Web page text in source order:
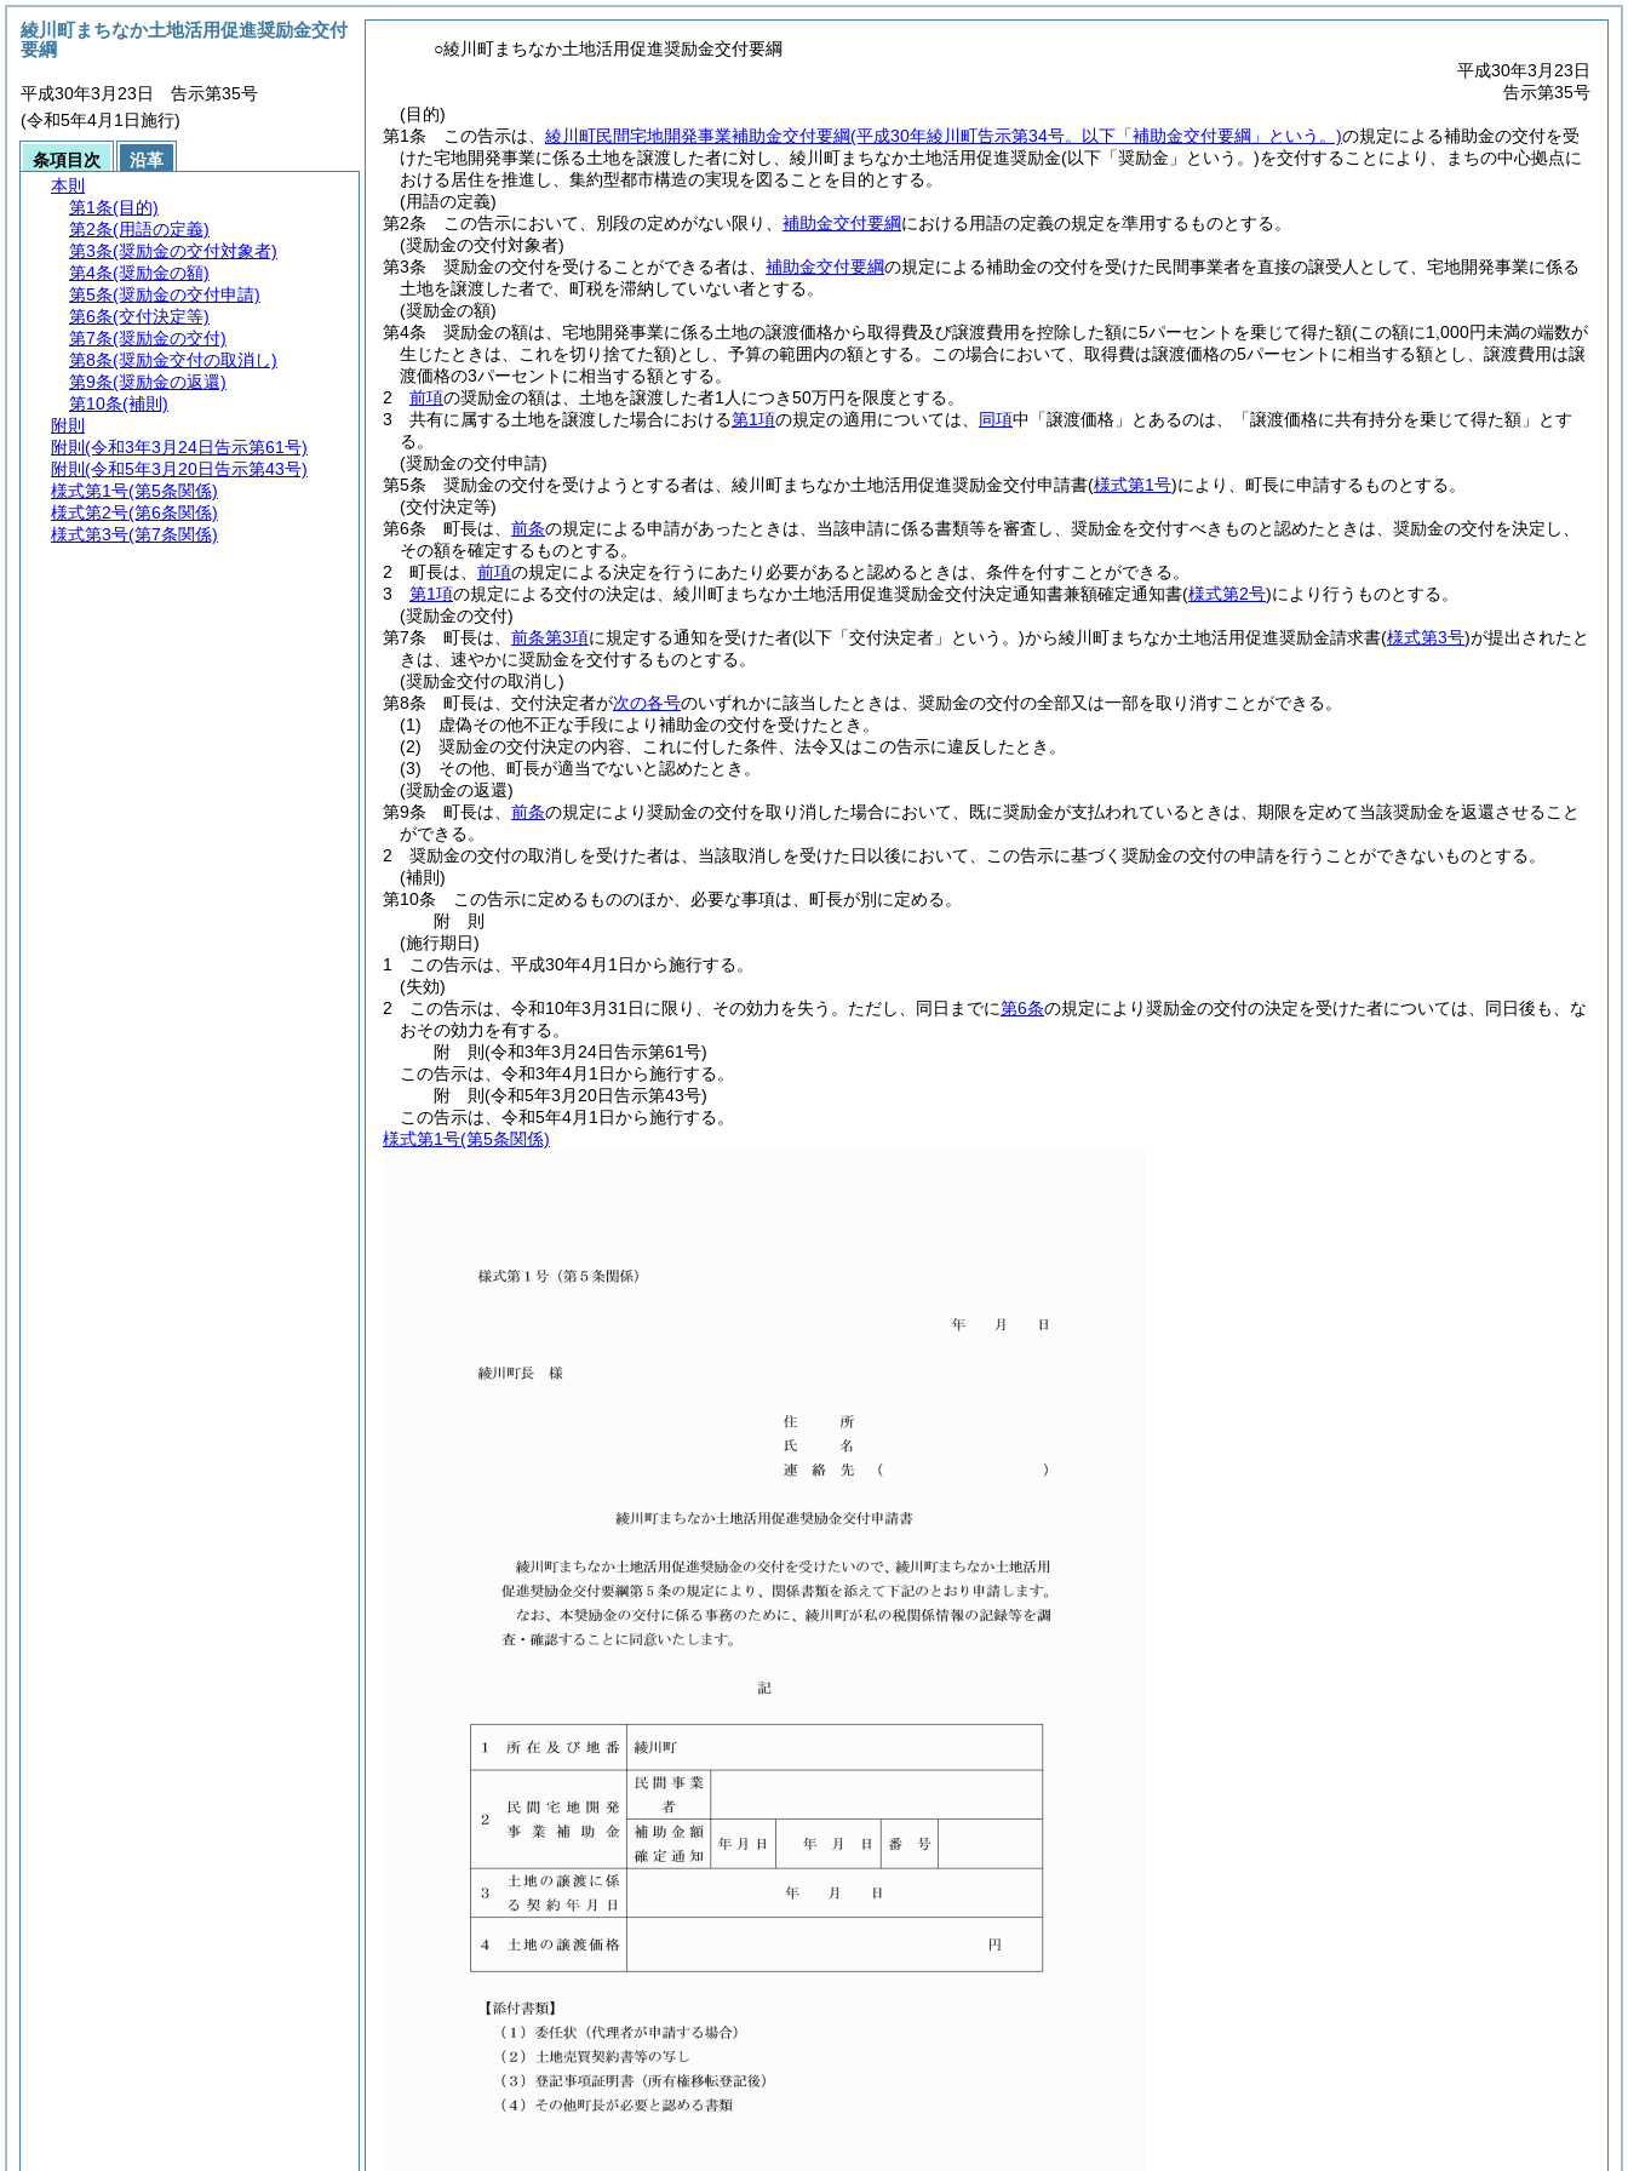
○綾川町まちなか土地活用促進奨励金交付要綱
平成30年3月23日
告示第35号
(目的)
第1条
この告示は、 綾川町民間宅地開発事業補助金交付要綱(平成30年綾川町告示第34号。以下「補助金交付要綱」という。)の規定による補助金の交付を受
けた宅地開発事業に係る土地を譲渡した者に対し、綾川町まちなか土地活用促進奨励金(以下「奨励金」という。)を交付することにより、まちの中心拠点に
おける居住を推進し、集約型都市構造の実現を図ることを目的とする。
(用語の定義)
第2条
この告示において、別段の定めがない限り、 補助金交付要綱における用語の定義の規定を準用するものとする。
(奨励金の交付対象者)
第3条
奨励金の交付を受けることができる者は、 補助金交付要綱の規定による補助金の交付を受けた民間事業者を直接の譲受人として、宅地開発事業に係る
土地を譲渡した者で、町税を滞納していない者とする。
(奨励金の額)
第4条
奨励金の額は、宅地開発事業に係る土地の譲渡価格から取得費及び譲渡費用を控除した額に5パーセントを乗じて得た額(この額に1,000円未満の端数が
生じたときは、これを切り捨てた額)とし、予算の範囲内の額とする。
この場合において、取得費は譲渡価格の5パーセントに相当する額とし、譲渡費用は譲
渡価格の3パーセントに相当する額とする。
2
前項の奨励金の額は、土地を譲渡した者1人につき50万円を限度とする。
3
共有に属する土地を譲渡した場合における第1項の規定の適用については、 同項中「譲渡価格」とあるのは、「譲渡価格に共有持分を乗じて得た額」とす
る。
(奨励金の交付申請)
第5条
奨励金の交付を受けようとする者は、綾川町まちなか土地活用促進奨励金交付申請書(様式第1号)により、町長に申請するものとする。
(交付決定等)
第6条
町長は、 前条の規定による申請があったときは、当該申請に係る書類等を審査し、奨励金を交付すべきものと認めたときは、奨励金の交付を決定し、
その額を確定するものとする。
2
町長は、 前項の規定による決定を行うにあたり必要があると認めるときは、条件を付すことができる。
3
第1項の規定による交付の決定は、綾川町まちなか土地活用促進奨励金交付決定通知書兼額確定通知書(様式第2号)により行うものとする。
(奨励金の交付)
第7条
町長は、 前条第3項に規定する通知を受けた者(以下「交付決定者」という。)から綾川町まちなか土地活用促進奨励金請求書(様式第3号)が提出されたと
きは、速やかに奨励金を交付するものとする。
(奨励金交付の取消し)
第8条
町長は、交付決定者が次の各号のいずれかに該当したときは、奨励金の交付の全部又は一部を取り消すことができる。
(1)
虚偽その他不正な手段により補助金の交付を受けたとき。
(2)
奨励金の交付決定の内容、これに付した条件、法令又はこの告示に違反したとき。
(3)
その他、町長が適当でないと認めたとき。
(奨励金の返還)
第9条
町長は、 前条の規定により奨励金の交付を取り消した場合において、既に奨励金が支払われているときは、期限を定めて当該奨励金を返還させること
ができる。
2
奨励金の交付の取消しを受けた者は、当該取消しを受けた日以後において、この告示に基づく奨励金の交付の申請を行うことができないものとする。
(補則)
第10条
この告示に定めるもののほか、必要な事項は、町長が別に定める。
附 則
(施行期日)
1
この告示は、平成30年4月1日から施行する。
(失効)
2
この告示は、令和10年3月31日に限り、その効力を失う。 ただし、同日までに第6条の規定により奨励金の交付の決定を受けた者については、同日後も、な
おその効力を有する。
附 則(令和3年3月24日告示第61号)
この告示は、令和3年4月1日から施行する。
附 則(令和5年3月20日告示第43号)
この告示は、令和5年4月1日から施行する。
様式第1号(第5条関係)
綾川町まちなか土地活用促進奨励金交付
要綱
平成30年3月23日 告示第35号
(令和5年4月1日施行)
条項目次
沿革
本則
第1条(目的)
第2条(用語の定義)
第3条(奨励金の交付対象者)
第4条(奨励金の額)
第5条(奨励金の交付申請)
第6条(交付決定等)
第7条(奨励金の交付)
第8条(奨励金交付の取消し)
第9条(奨励金の返還)
第10条(補則)
附則
附則 (令和3年3月24日告示第61号)
附則 (令和5年3月20日告示第43号)
様式第1号(第5条関係)
様式第2号(第6条関係)
様式第3号(第7条関係)